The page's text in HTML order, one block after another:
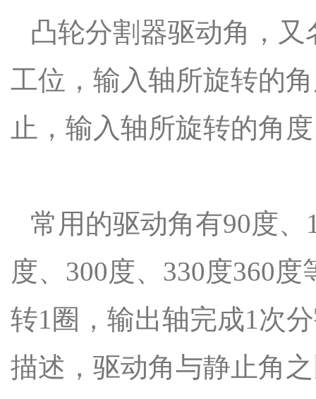
凸轮分割器驱动角，
工位，输入轴所旋转的
止，输入轴所旋转的角
常用的驱动角有90度、
度、300度、330度360
转1圈，输出轴完成1次
描述，驱动角与静止角